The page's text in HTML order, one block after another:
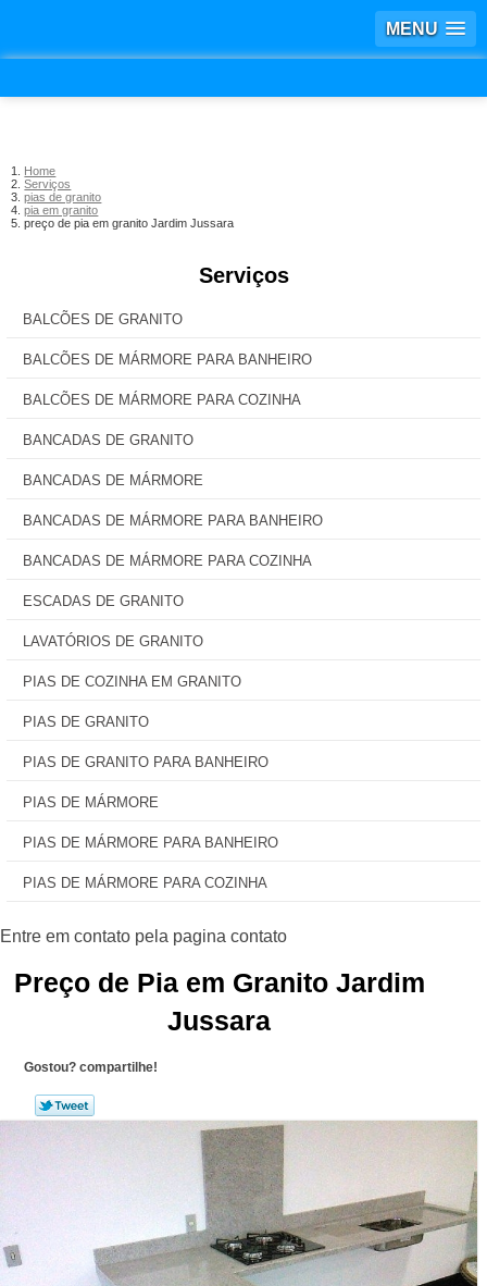
MENU
Home
Serviços
pias de granito
pia em granito
preço de pia em granito Jardim Jussara
Serviços
BALCÕES DE GRANITO
BALCÕES DE MÁRMORE PARA BANHEIRO
BALCÕES DE MÁRMORE PARA COZINHA
BANCADAS DE GRANITO
BANCADAS DE MÁRMORE
BANCADAS DE MÁRMORE PARA BANHEIRO
BANCADAS DE MÁRMORE PARA COZINHA
ESCADAS DE GRANITO
LAVATÓRIOS DE GRANITO
PIAS DE COZINHA EM GRANITO
PIAS DE GRANITO
PIAS DE GRANITO PARA BANHEIRO
PIAS DE MÁRMORE
PIAS DE MÁRMORE PARA BANHEIRO
PIAS DE MÁRMORE PARA COZINHA
Preço de Pia em Granito Jardim
Jussara
Gostou? compartilhe!